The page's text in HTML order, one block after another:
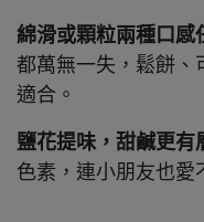
綿滑或顆粒兩種口感
都萬無一失，鬆餅、
適合。
鹽花提味，甜鹹更有
色素，連小朋友也愛